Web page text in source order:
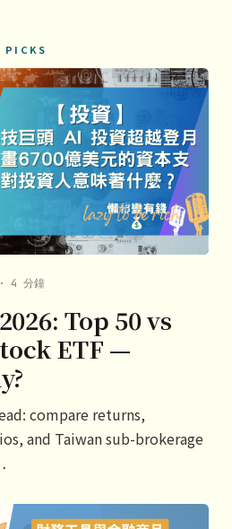
PICKS
4 分鐘
Top 50 vs
ETF —
compare returns,
and Taiwan sub-brokerage